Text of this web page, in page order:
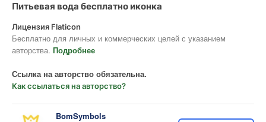
Питьевая вода бесплатно иконка
Лицензия Flaticon
Бесплатно для личных и коммерческих целей с указанием
авторства. Подробнее
Ссылка на авторство обязательна.
Как ссылаться на авторство?
BomSymbols